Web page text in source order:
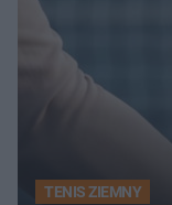
TENIS ZIEMNY